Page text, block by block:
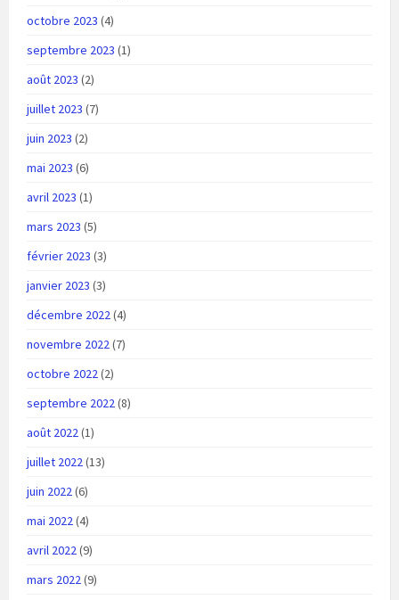
octobre 2023 (4)
septembre 2023 (1)
août 2023 (2)
juillet 2023 (7)
juin 2023 (2)
mai 2023 (6)
avril 2023 (1)
mars 2023 (5)
février 2023 (3)
janvier 2023 (3)
décembre 2022(4)
novembre 2022(7)
octobre 2022(2)
septembre 2022(8)
août 2022(1)
juillet 2022(13)
juin 2022(6)
mai 2022(4)
avril 2022(9)
mars 2022(9)